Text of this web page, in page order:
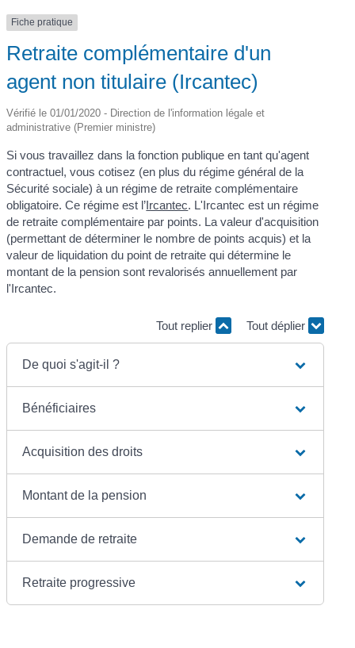
Fiche pratique
Retraite complémentaire d'un
agent non titulaire (Ircantec)
Vérifié le 01/01/2020 - Direction de l'information légale et
administrative (Premier ministre)
Si vous travaillez dans la fonction publique en tant qu'agent
contractuel, vous cotisez (en plus du régime général de la
Sécurité sociale) à un régime de retraite complémentaire
obligatoire. Ce régime est l’Ircantec. L'Ircantec est un régime
de retraite complémentaire par points. La valeur d'acquisition
(permettant de déterminer le nombre de points acquis) et la
valeur de liquidation du point de retraite qui détermine le
montant de la pension sont revalorisés annuellement par
l'Ircantec.
Tout replier Tout déplier
De quoi s'agit-il ?
Bénéficiaires
Acquisition des droits
Montant de la pension
Demande de retraite
Retraite progressive